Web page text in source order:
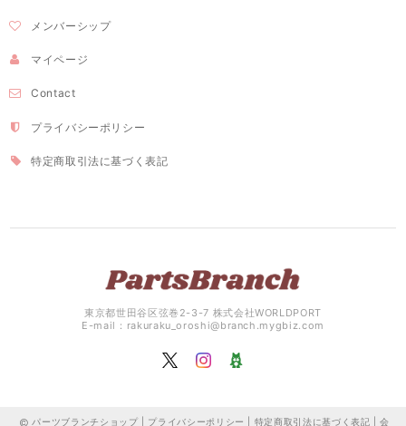
メンバーシップ
マイページ
Contact
プライバシーポリシー
特定商取引法に基づく表記
東京都世田谷区弦巻2-3-7 株式会社WORLDPORT
E-mail： rakuraku_oroshi@branch.mygbiz.com
パーツブランチショップ | プライバシーポリシー 特定商取引法に基づく表記 |会